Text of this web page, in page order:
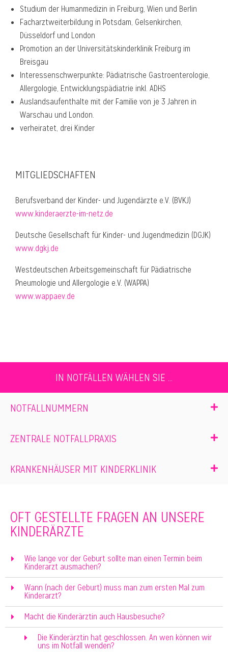
Studium der Humanmedizin in Freiburg, Wien und Berlin
Facharztweiterbildung in Potsdam, Gelsenkirchen,
Düsseldorf und London
Promotion an der Universitätskinderklinik Freiburg im
Breisgau
Interessenschwerpunkte: Pädiatrische Gastroenterologie,
Allergologie, Entwicklungspädiatrie inkl. ADHS
Auslandsaufenthalte mit der Familie von je 3 Jahren in
Warschau und London.
verheiratet, drei Kinder
MITGLIEDSCHAFTEN
Berufsverband der Kinder- und Jugendärzte e.V. (BVKJ)
www.kinderaerzte-im-netz.de
Deutsche Gesellschaft für Kinder- und Jugendmedizin (DGJK)
www.dgkj.de
Westdeutschen Arbeitsgemeinschaft für Pädiatrische
Pneumologie und Allergologie e.V. (WAPPA)
www.wappaev.de
IN NOTFÄLLEN WÄHLEN SIE ...
NOTFALLNUMMERN
ZENTRALE NOTFALLPRAXIS
KRANKENHÄUSER MIT KINDERKLINIK
OFT GESTELLTE FRAGEN AN UNSERE
KINDERÄRZTE
Wie lange vor der Geburt sollte man einen Termin beim
Kinderarzt ausmachen?
Wann (nach der Geburt) muss man zum ersten Mal zum
Kinderarzt?
Macht die Kinderärztin auch Hausbesuche?
Die Kinderärztin hat geschlossen. An wen können wir
uns im Notfall wenden?